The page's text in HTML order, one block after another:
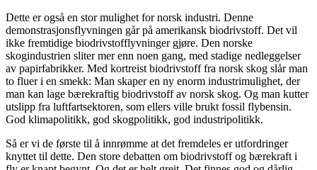
Dette er også en stor mulighet for norsk industri. Denne
demonstrasjonsflyvningen går på amerikansk biodrivstoff. Det vil
ikke fremtidige biodrivstofflyvninger gjøre. Den norske
skogindustrien sliter mer enn noen gang, med stadige nedleggelser
av papirfabrikker. Med kortreist biodrivstoff fra norsk skog slår man
to fluer i en smekk: Man skaper en ny enorm industrimulighet, der
man kan lage bærekraftig biodrivstoff av norsk skog. Og man kutter
utslipp fra luftfartsektoren, som ellers ville brukt fossil flybensin.
God klimapolitikk, god skogpolitikk, god industripolitikk.
Så er vi de første til å innrømme at det fremdeles er utfordringer
knyttet til dette. Den store debatten om biodrivstoff og bærekraft i